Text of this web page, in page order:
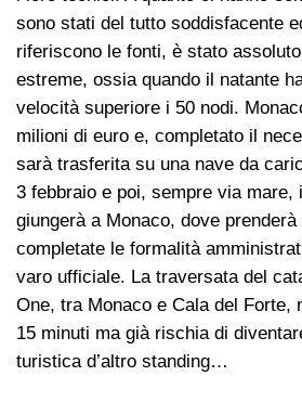
sono stati del tutto soddisfacente
riferiscono le fonti, è stato
estreme, ossia quando il natante
velocità superiore i 50 nodi.
milioni di euro e, completato il
sarà trasferita su una nave da
3 febbraio e poi, sempre via mare,
giungerà a Monaco, dove
completate le formalità
varo ufficiale. La traversata del
One, tra Monaco e Cala del Forte,
15 minuti ma già rischia di
turistica d’altro standing…